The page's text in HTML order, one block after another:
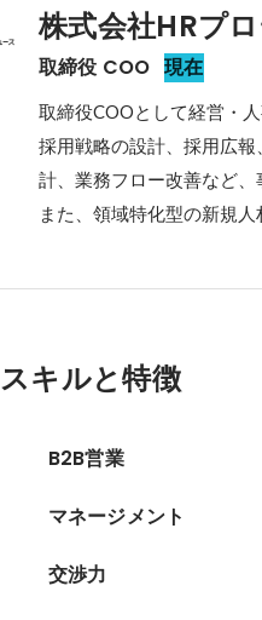
株式会社HRプ
取締役 COO 現在
取締役COOとして経営・
採用戦略の設計、採用広
計、業務フロー改善など、
また、領域特化型の新規人
スキルと特徴
B2B営業
マネージメント
交渉力